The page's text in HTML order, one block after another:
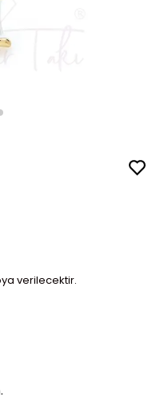
verilecektir.